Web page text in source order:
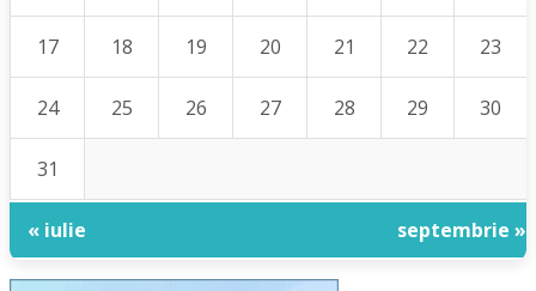
17 18 19 20 21 22 23
24 25 26 27 28 29 30
31
« iulie septembrie »